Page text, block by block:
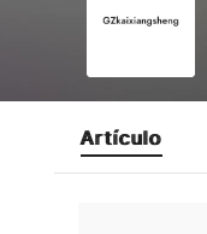
Artículo